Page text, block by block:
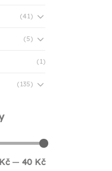
(41)
(5)
(1)
(135)
— 40 Kč